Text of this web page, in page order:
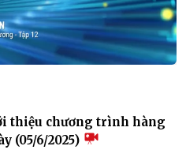
thiệu chương trình hàng
(05/6/2025)